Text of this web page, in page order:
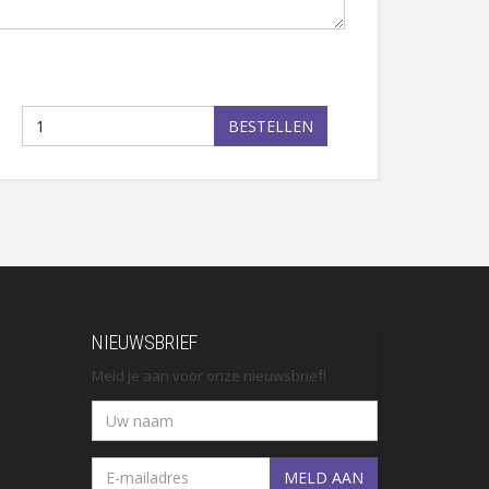
BESTELLEN
NIEUWSBRIEF
Meld je aan voor onze nieuwsbrief!
MELD AAN